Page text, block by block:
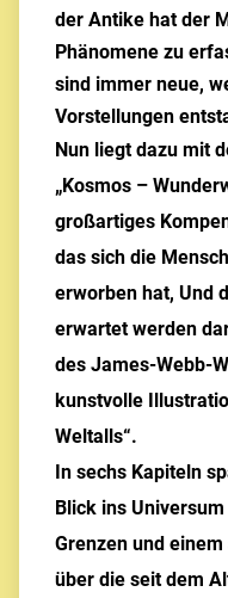
der Antike hat der
Phänomene zu
sind immer neue,
Vorstellungen
Nun liegt dazu mit
„Kosmos –
großartiges
das sich die
erworben hat, Und
erwartet werden
des James-Webb-
kunstvolle
Weltalls“.
In sechs Kapiteln
Blick ins
Grenzen und
über die seit dem